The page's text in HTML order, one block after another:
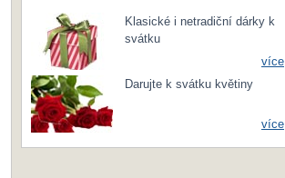
Klasické i netradiční dárky k
svátku
více
Darujte k svátku květiny
více